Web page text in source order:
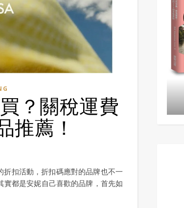
？關稅運費
推薦！
折扣活動，折扣碼應對的品牌也不一
都是安妮自己喜歡的品牌，首先如